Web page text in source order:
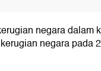
negara dalam
negara pada